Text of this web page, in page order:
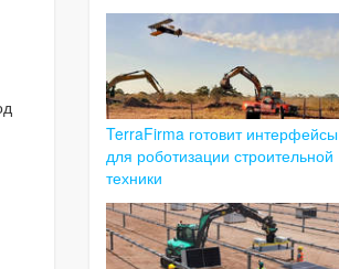
TerraFirma готовит интерфейсы
для роботизации строительной
техники